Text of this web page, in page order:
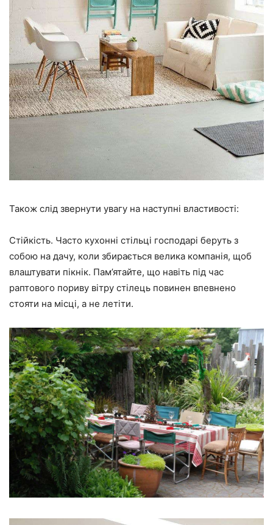
Також слід звернути увагу на наступні властивості:
Стійкість. Часто кухонні стільці господарі беруть з
собою на дачу, коли збирається велика компанія, щоб
влаштувати пікнік. Пам’ятайте, що навіть під час
раптового пориву вітру стілець повинен впевнено
стояти на місці, а не летіти.